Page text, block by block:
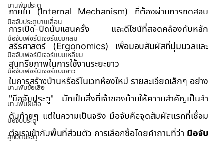
บานพับประตู
มือจับประตูบานเลื่อน
มือจับเฟอร์นิเจอร์แบบกลม
มือจับเฟอร์นิเจอร์แบบเหลี่ยม
มือจับเฟอร์นิเจอร์แบบยาว
บานพับข้อเสือ
บานพับผีเสื้อ
มือจับประตู
ลูกบิดประตู
ภายใน (Internal Mechanism) ที่ต้องผ่านการทดสอบ
การเปิด-ปิดนับแสนครั้ง และดีไซน์ที่สอดคล้องกับหลัก
สรีรศาสตร์ (Ergonomics) เพื่อมอบสัมผัสที่นุ่มนวลและ
สุนทรียภาพในการใช้งานระยะยาว
ในการสร้างบ้านหรือรีโนเวทห้องใหม่ รายละเอียดเล็กๆ อย่าง
"มือจับประตู" มักเป็นสิ่งที่เจ้าของบ้านให้ความสำคัญเป็นลำ
ดับท้ายๆ แต่ในความเป็นจริง มือจับคือจุดสัมผัสแรกที่เชื่อม
ต่อเราเข้ากับพื้นที่ส่วนตัว การเลือกซื้อโดยคำถามที่ว่า มือจับ